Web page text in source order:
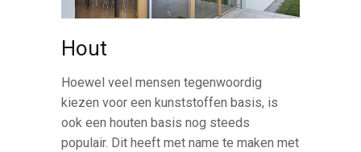
Hout
Hoewel veel mensen tegenwoordig
kiezen voor een kunststoffen basis, is
ook een houten basis nog steeds
populair. Dit heeft met name te maken met